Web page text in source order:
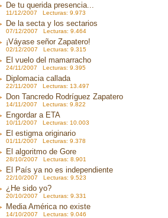
De tu querida presencia...
11/12/2007 Lecturas: 9.973
De la secta y los sectarios
07/12/2007 Lecturas: 9.464
¡Váyase señor Zapatero!
02/12/2007 Lecturas: 9.315
El vuelo del mamarracho
24/11/2007 Lecturas: 9.395
Diplomacia callada
22/11/2007 Lecturas: 13.497
Don Tancredo Rodríguez Zapatero
14/11/2007 Lecturas: 9.822
Engordar a ETA
10/11/2007 Lecturas: 10.003
El estigma originario
01/11/2007 Lecturas: 9.378
El algoritmo de Gore
28/10/2007 Lecturas: 8.901
El País ya no es independiente
22/10/2007 Lecturas: 9.523
¿He sido yo?
20/10/2007 Lecturas: 9.331
Media América no existe
14/10/2007 Lecturas: 9.046